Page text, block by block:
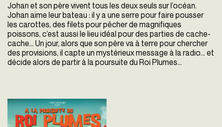
Johan et son père vivent tous les deux seuls sur l’océan.
Johan aime leur bateau : il y a une serre pour faire pousser
les carottes, des filets pour pêcher de magnifiques
poissons, c’est aussi le lieu idéal pour des parties de cache-
cache... Un jour, alors que son père va à terre pour chercher
des provisions, il capte un mystérieux message à la radio... et
décide alors de partir à la poursuite du Roi Plumes…